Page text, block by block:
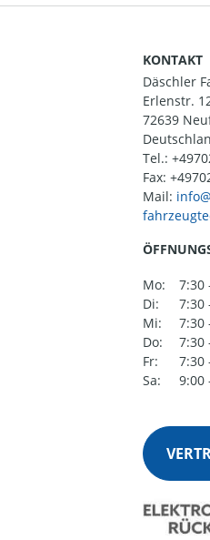
KONTAKT
Däschler
Erlenstr.
72639
Tel.:
Fax:
Mail:
Mo:
7:30
Di:
7:30
Mi:
7:30
Do:
7:30
Fr:
7:30
Sa:
9:00